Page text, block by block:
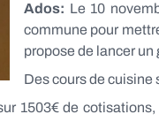
Ados: Le 10
commune pour
propose de lancer un
Des cours de cuisine
1503€ de